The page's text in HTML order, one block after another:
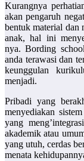
Kurangnya
akan pengaruh
bentuk material dan
anak, hal ini
nya. Bording
anda terawasi dan
keunggulan
menjadi.
Pribadi yang
menyediakan
yang
akademik atau
yang utuh, cerdas
menata